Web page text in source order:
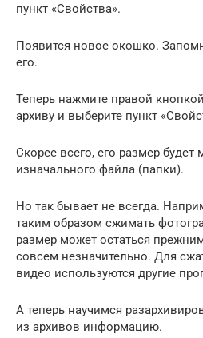
пункт «Свойства».
Появится новое окошко.
его.
Теперь нажмите правой
архиву и выберите пункт
Скорее всего, его размер
изначального файла (папки).
Но так бывает не всегда.
таким образом сжимать
размер может остаться
совсем незначительно. Для
видео используются другие
А теперь научимся
из архивов информацию.